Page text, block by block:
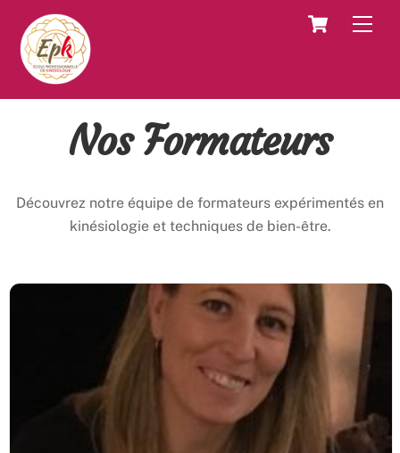
content
Cart
Nos Formateurs
Découvrez notre équipe de formateurs expérimentés en
kinésiologie et techniques de bien-être.